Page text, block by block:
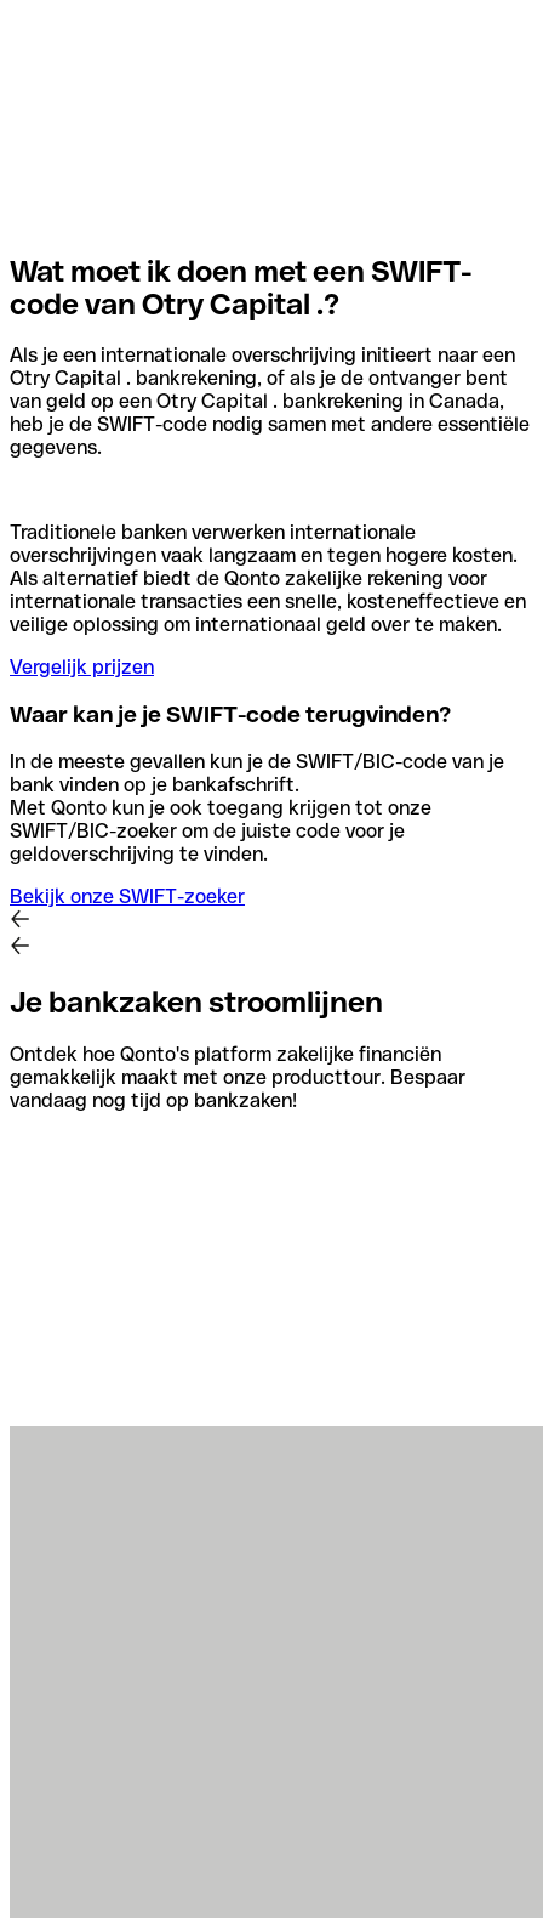
Wat moet ik doen met een SWIFT-
code van Otry Capital .?
Als je een internationale overschrijving initieert naar een
Otry Capital . bankrekening, of als je de ontvanger bent
van geld op een Otry Capital . bankrekening in Canada,
heb je de SWIFT-code nodig samen met andere essentiële
gegevens.
Traditionele banken verwerken internationale
overschrijvingen vaak langzaam en tegen hogere kosten.
Als alternatief biedt de Qonto zakelijke rekening voor
internationale transacties een snelle, kosteneffectieve en
veilige oplossing om internationaal geld over te maken.
Vergelijk prijzen
Waar kan je je SWIFT-code terugvinden?
In de meeste gevallen kun je de SWIFT/BIC-code van je
bank vinden op je bankafschrift.
Met Qonto kun je ook toegang krijgen tot onze
SWIFT/BIC-zoeker om de juiste code voor je
geldoverschrijving te vinden.
Bekijk onze SWIFT-zoeker
Je bankzaken stroomlijnen
Ontdek hoe Qonto's platform zakelijke financiën
gemakkelijk maakt met onze producttour. Bespaar
vandaag nog tijd op bankzaken!